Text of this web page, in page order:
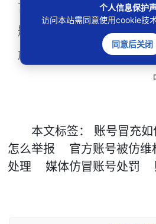
言、限流、关闭等处置措
题的网站平台，要依法依
施，督促做好落查整改。
中
本文标签： 账号冒充
怎么举报
官方账号被仿维
处理
媒体仿冒账号处罚
个人信息保护
访问本站需同意使用cookie技
同意后关闭